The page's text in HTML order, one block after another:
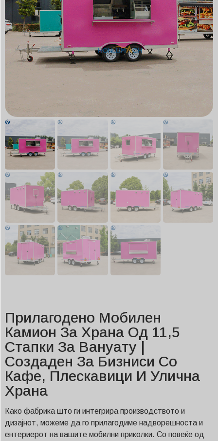
Прилагодено Мобилен
Камион За Храна Од 11,5
Стапки За Вануату |
Создаден За Бизниси Со
Кафе, Плескавици И Улична
Храна
Како фабрика што ги интегрира производството и
дизајнот, можеме да го прилагодиме надворешноста и
ентериерот на вашите мобилни приколки. Со повеќе од